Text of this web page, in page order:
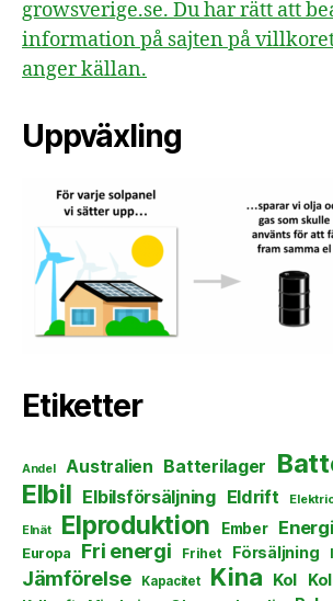
growsverige.se. Du har rätt att
information på sajten på
anger källan.
Uppväxling
Etiketter
Andel Australien Batterilager
Elbil Elbilsförsäljning Eldrift
Elnät Elproduktion Ember
Europa Fri energi Frihet Försäljning
Jämförelse Kapacitet Kina Kol